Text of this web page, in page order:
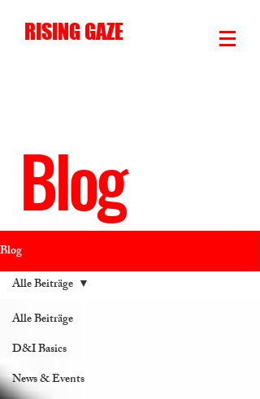
RISING GAZE
Blog
Blog
Alle Beiträge
D&I Basics
News & Events
Alle Beiträge